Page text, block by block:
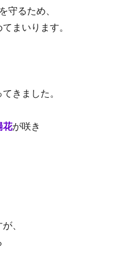
守るため、
まいります。
きました。
花が咲き
、